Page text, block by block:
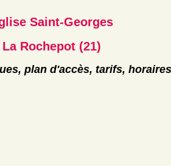
Saint-Georges
La Rochepot (21)
plan d'accès, tarifs, horaires